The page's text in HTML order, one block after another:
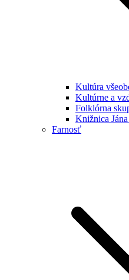
Kultúra
Kultúrne a
Folklórna
Knižnica
Farnosť